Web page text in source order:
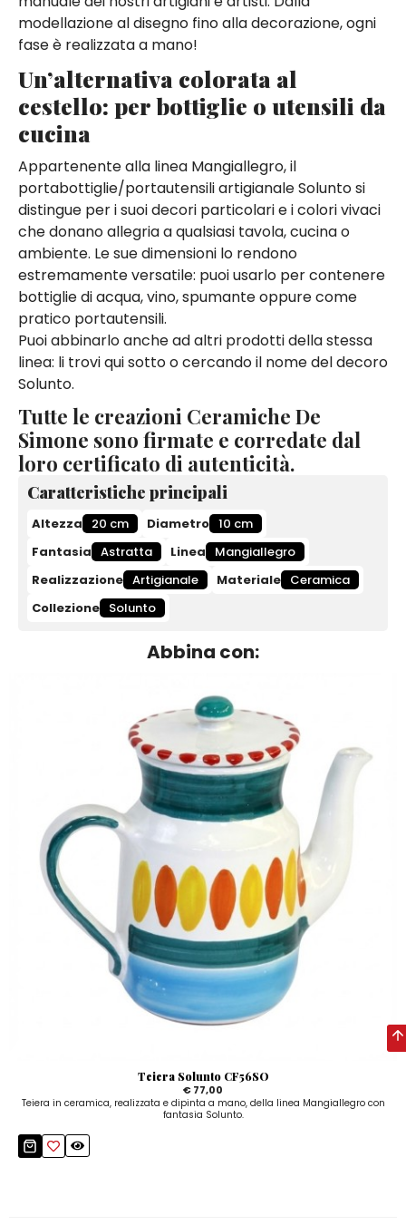
modellazione al disegno fino alla decorazione, ogni
fase è realizzata a mano!
Un’alternativa colorata al
cestello: per bottiglie o utensili da
cucina
Appartenente alla linea Mangiallegro, il
portabottiglie/portautensili artigianale Solunto si
distingue per i suoi decori particolari e i colori vivaci
che donano allegria a qualsiasi tavola, cucina o
ambiente. Le sue dimensioni lo rendono
estremamente versatile: puoi usarlo per contenere
bottiglie di acqua, vino, spumante oppure come
pratico portautensili.
Puoi abbinarlo anche ad altri prodotti della stessa
linea: li trovi qui sotto o cercando il nome del decoro
Solunto.
Tutte le creazioni Ceramiche De
Simone sono firmate e corredate dal
loro certificato di autenticità.
Caratteristiche principali
Altezza 20 cm Diametro 10 cm
Fantasia Astratta Linea
Mangiallegro
Realizzazione Artigianale Materiale Ceramica
Collezione Solunto
Abbina con:
Teiera Solunto CF56SO
€ 77,00
Teiera in ceramica, realizzata e dipinta a mano, della linea Mangiallegro con
fantasia Solunto.